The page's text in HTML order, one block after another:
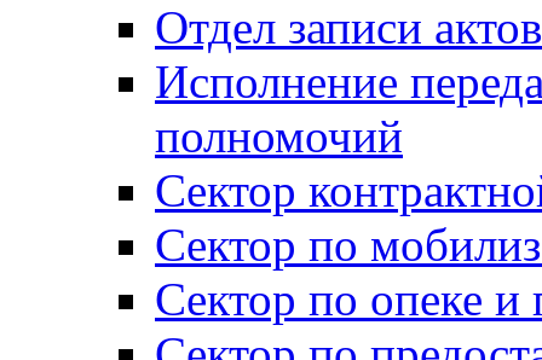
Отдел записи
Исполнение
полномочий
Сектор
Сектор по
Сектор по опеке и